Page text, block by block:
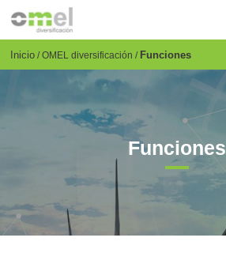
contenido
principal
Breadcrumb
Inicio OMEL diversificación Funciones
Funciones